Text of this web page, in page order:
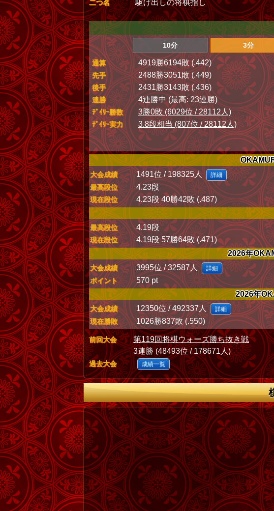
二つ名 駆け出しの将棋指し
10分 3分
通算 4919勝6194敗 (.442)
先手 2488勝3051敗 (.449)
後手 2431勝3143敗 (.436)
連勝 4連勝中 (最高: 23連勝)
ﾃﾞｲﾘｰ勝数 3勝0敗 (6029位 / 28112人)
ﾃﾞｲﾘｰ実力 3.8段相当 (807位 / 28112人)
大会成績 1491位 / 198325人 詳細
最高段位 4.23段
現在段位
4.23段 40勝42敗 (.487)
最高段位 4.19段
現在段位
4.19段 57勝64敗 (.471)
2026年
大会成績 3995位 / 32587人 詳細
ポイント
570 pt
2026年
大会成績 12350位 / 492337人 詳細
現在勝敗 1026勝837敗 (.550)
前回大会
第119回将棋ウォーズ勝ち抜き戦
3連勝 (48493位 / 178671人)
過去大会 成績一覧